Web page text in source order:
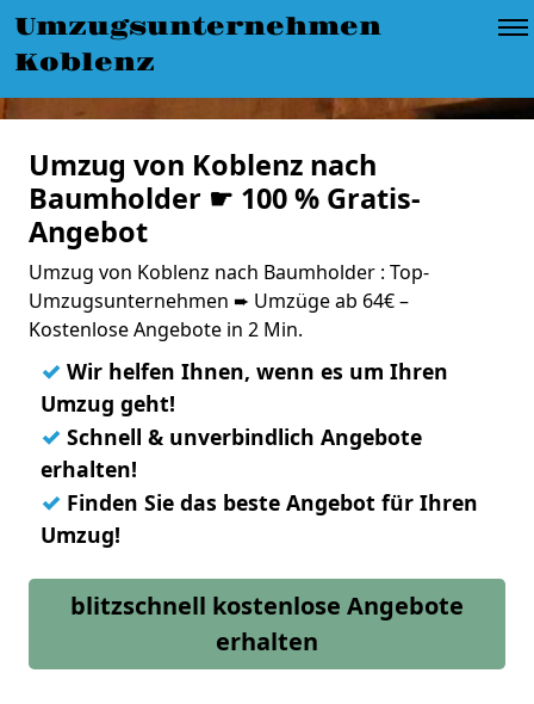
Umzugsunternehmen
Koblenz
Umzug von Koblenz nach
Baumholder ☛ 100 % Gratis-
Angebot
Umzug von Koblenz nach Baumholder : Top-
Umzugsunternehmen ➨ Umzüge ab 64€ –
Kostenlose Angebote in 2 Min.
✓ Wir helfen Ihnen, wenn es um Ihren
Umzug geht!
✓ Schnell & unverbindlich Angebote
erhalten!
✓ Finden Sie das beste Angebot für Ihren
Umzug!
blitzschnell kostenlose Angebote
erhalten